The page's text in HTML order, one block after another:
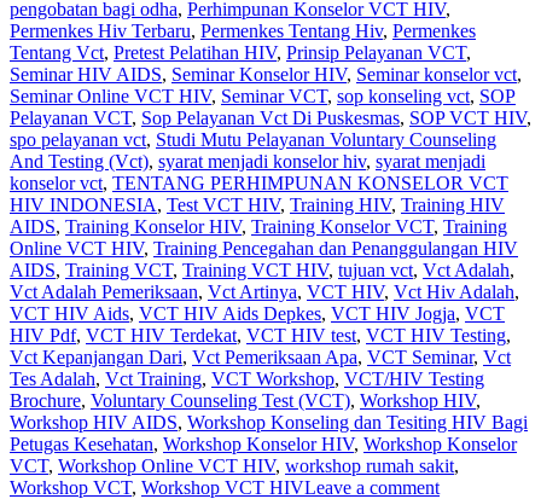
pengobatan bagi odha, Perhimpunan Konselor VCT HIV,
Permenkes Hiv Terbaru, Permenkes Tentang Hiv, Permenkes
Tentang Vct, Pretest Pelatihan HIV, Prinsip Pelayanan VCT,
Seminar HIV AIDS, Seminar Konselor HIV, Seminar konselor vct,
Seminar Online VCT HIV, Seminar VCT, sop konseling vct, SOP
Pelayanan VCT, Sop Pelayanan Vct Di Puskesmas, SOP VCT HIV,
spo pelayanan vct, Studi Mutu Pelayanan Voluntary Counseling
And Testing (Vct), syarat menjadi konselor hiv, syarat menjadi
konselor vct, TENTANG PERHIMPUNAN KONSELOR VCT
HIV INDONESIA, Test VCT HIV, Training HIV, Training HIV
AIDS, Training Konselor HIV, Training Konselor VCT, Training
Online VCT HIV, Training Pencegahan dan Penanggulangan HIV
AIDS, Training VCT, Training VCT HIV, tujuan vct, Vct Adalah,
Vct Adalah Pemeriksaan, Vct Artinya, VCT HIV, Vct Hiv Adalah,
VCT HIV Aids, VCT HIV Aids Depkes, VCT HIV Jogja, VCT
HIV Pdf, VCT HIV Terdekat, VCT HIV test, VCT HIV Testing,
Vct Kepanjangan Dari, Vct Pemeriksaan Apa, VCT Seminar, Vct
Tes Adalah, Vct Training, VCT Workshop, VCT/HIV Testing
Brochure, Voluntary Counseling Test (VCT), Workshop HIV,
Workshop HIV AIDS, Workshop Konseling dan Tesiting HIV Bagi
Petugas Kesehatan, Workshop Konselor HIV, Workshop Konselor
VCT, Workshop Online VCT HIV, workshop rumah sakit,
Workshop VCT, Workshop VCT HIVLeave a comment